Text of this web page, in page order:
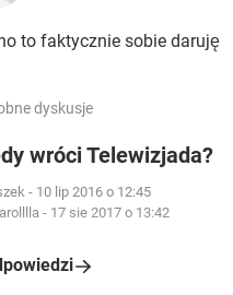
to faktycznie sobie daruję
dyskusje
wróci Telewizjada?
- 10 lip 2016 o 12:45
- 17 sie 2017 o 13:42